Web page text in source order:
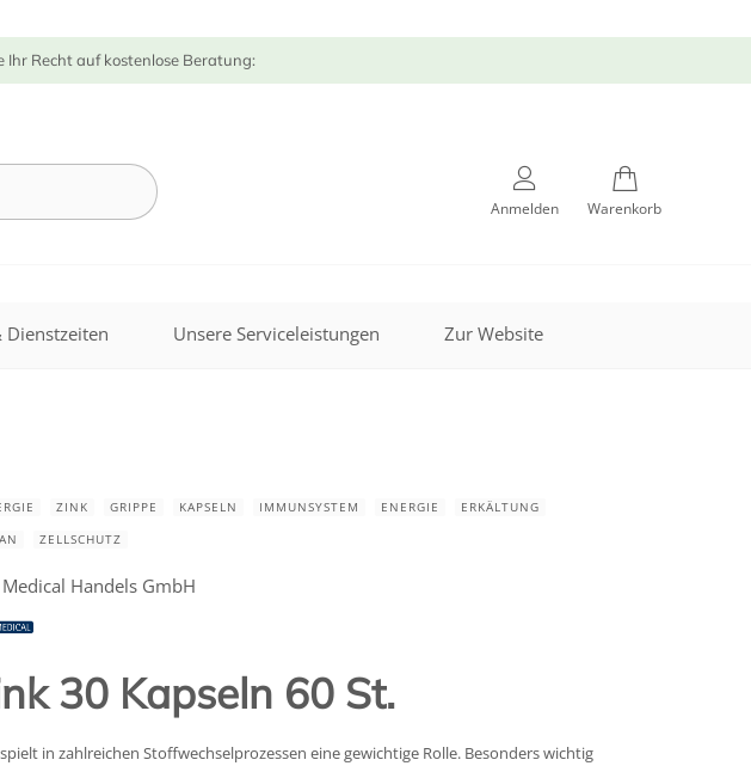
Recht auf kostenlose Beratung:
Anmelden Warenkorb
Dienstzeiten Unsere Serviceleistungen Zur Website
ZINK GRIPPE KAPSELN IMMUNSYSTEM ENERGIE
ERKÄLTUNG
ZELLSCHUTZ
Medical Handels GmbH
30 Kapseln 60 St.
in zahlreichen Stoffwechselprozessen eine gewichtige Rolle. Besonders wichtig